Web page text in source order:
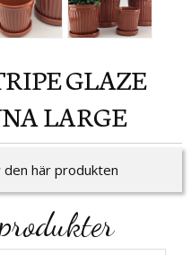
LARGE
här produkten